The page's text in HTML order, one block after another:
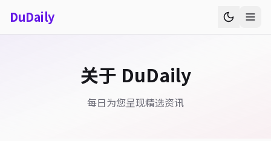
DuDaily
关于 DuDaily
每日为您呈现精选资讯